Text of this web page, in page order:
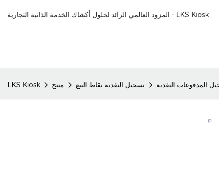
المزود العالمي الرائد لحلول أكشاك الخدمة الذاتية التجارية - LKS Kiosk
LKS Kiosk منتج تسجيل النقدية نقاط البيع المدفوعات النقدية